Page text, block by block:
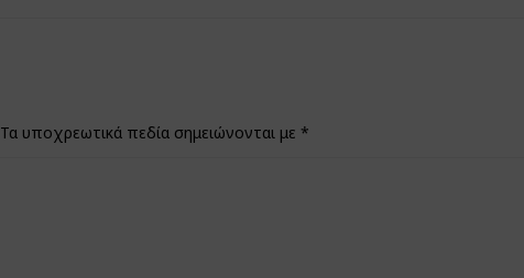
Τα υποχρεωτικά πεδία σημειώνονται με *